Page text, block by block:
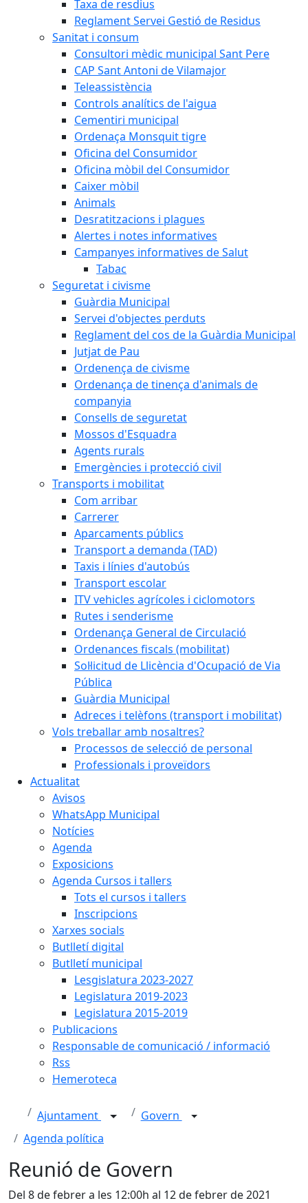
Taxa de resdius
Reglament Servei Gestió de Residus
Sanitat i consum
Consultori mèdic municipal Sant Pere
CAP Sant Antoni de Vilamajor
Teleassistència
Controls analítics de l'aigua
Cementiri municipal
Ordenaça Monsquit tigre
Oficina del Consumidor
Oficina mòbil del Consumidor
Caixer mòbil
Animals
Desratitzacions i plagues
Alertes i notes informatives
Campanyes informatives de Salut
Tabac
Seguretat i civisme
Guàrdia Municipal
Servei d'objectes perduts
Reglament del cos de la Guàrdia Municipal
Jutjat de Pau
Ordenença de civisme
Ordenança de tinença d'animals de
companyia
Consells de seguretat
Mossos d'Esquadra
Agents rurals
Emergències i protecció civil
Transports i mobilitat
Com arribar
Carrerer
Aparcaments públics
Transport a demanda (TAD)
Taxis i línies d'autobús
Transport escolar
ITV vehicles agrícoles i ciclomotors
Rutes i senderisme
Ordenança General de Circulació
Ordenances fiscals (mobilitat)
Sol·licitud de Llicència d'Ocupació de Via
Pública
Guàrdia Municipal
Adreces i telèfons (transport i mobilitat)
Vols treballar amb nosaltres?
Processos de selecció de personal
Professionals i proveïdors
Actualitat
Avisos
WhatsApp Municipal
Notícies
Agenda
Exposicions
Agenda Cursos i tallers
Tots el cursos i tallers
Inscripcions
Xarxes socials
Butlletí digital
Butlletí municipal
Lesgislatura 2023-2027
Legislatura 2019-2023
Legislatura 2015-2019
Publicacions
Responsable de comunicació / informació
Rss
Hemeroteca
Ajuntament
Govern
Agenda política
Reunió de Govern
Del 8 de febrer a les 12:00h al 12 de febrer de 2021